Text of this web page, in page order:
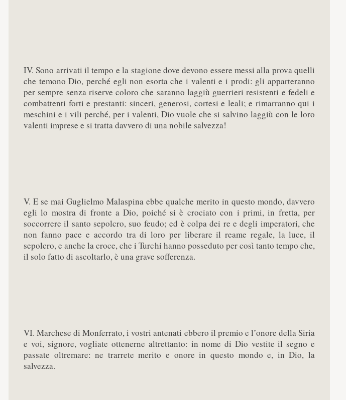
IV. Sono arrivati il tempo e la stagione dove devono essere messi alla prova quelli
che temono Dio, perché egli non esorta che i valenti e i prodi: gli apparteranno
per sempre senza riserve coloro che saranno laggiù guerrieri resistenti e fedeli e
combattenti forti e prestanti: sinceri, generosi, cortesi e leali; e rimarranno qui i
meschini e i vili perché, per i valenti, Dio vuole che si salvino laggiù con le loro
valenti imprese e si tratta davvero di una nobile salvezza!
V. E se mai Guglielmo Malaspina ebbe qualche merito in questo mondo, davvero
egli lo mostra di fronte a Dio, poiché si è crociato con i primi, in fretta, per
soccorrere il santo sepolcro, suo feudo; ed è colpa dei re e degli imperatori, che
non fanno pace e accordo tra di loro per liberare il reame regale, la luce, il
sepolcro, e anche la croce, che i Turchi hanno posseduto per così tanto tempo che,
il solo fatto di ascoltarlo, è una grave sofferenza.
VI. Marchese di Monferrato, i vostri antenati ebbero il premio e l’onore della Siria
e voi, signore, vogliate ottenerne altrettanto: in nome di Dio vestite il segno e
passate oltremare: ne trarrete merito e onore in questo mondo e, in Dio, la
salvezza.